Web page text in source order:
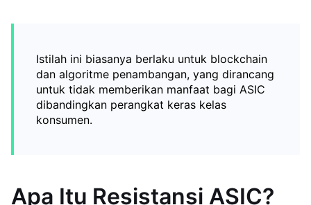
Istilah ini biasanya berlaku untuk blockchain
dan algoritme penambangan, yang dirancang
untuk tidak memberikan manfaat bagi ASIC
dibandingkan perangkat keras kelas
konsumen.
Apa Itu Resistansi ASIC?